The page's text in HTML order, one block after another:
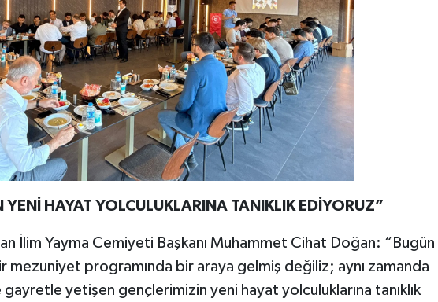
YENİ HAYAT YOLCULUKLARINA TANIKLIK EDİYORUZ”
İlim Yayma Cemiyeti Başkanı Muhammet Cihat Doğan: “Bugün
mezuniyet programında bir araya gelmiş değiliz; aynı zamanda
gayretle yetişen gençlerimizin yeni hayat yolculuklarına tanıklık